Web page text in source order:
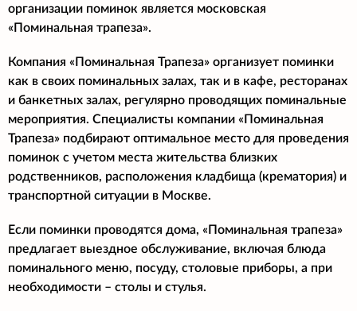
организации поминок является московская
«Поминальная трапеза».
Компания «Поминальная Трапеза» организует поминки
как в своих поминальных залах, так и в кафе, ресторанах
и банкетных залах, регулярно проводящих поминальные
мероприятия. Специалисты компании «Поминальная
Трапеза» подбирают оптимальное место для проведения
поминок с учетом места жительства близких
родственников, расположения кладбища (крематория) и
транспортной ситуации в Москве.
Если поминки проводятся дома, «Поминальная трапеза»
предлагает выездное обслуживание, включая блюда
поминального меню, посуду, столовые приборы, а при
необходимости – столы и стулья.